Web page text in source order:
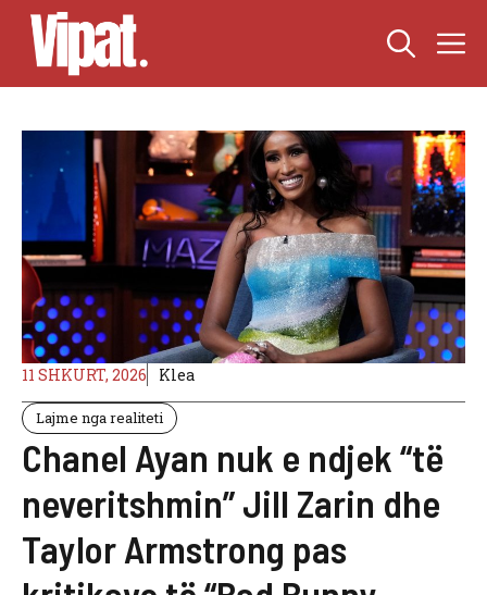
Skip
content
11 SHKURT, 2026 Klea
Lajme nga realiteti
Chanel Ayan nuk e ndjek “të
neveritshmin” Jill Zarin dhe
Taylor Armstrong pas